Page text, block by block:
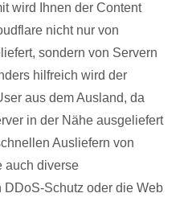
wird Ihnen der Content
nicht nur von
sondern von Servern
hilfreich wird der
aus dem Ausland, da
in der Nähe ausgeliefert
Ausliefern von
auch diverse
Schutz oder die Web